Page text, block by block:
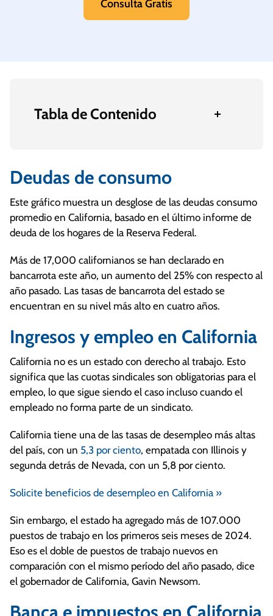
Consulta Gratis
Tabla de Contenido
Deudas de consumo
Este gráfico muestra un desglose de las deudas consumo
promedio en California, basado en el último informe de
deuda de los hogares de la Reserva Federal.
Más de 17,000 californianos se han declarado en
bancarrota este año, un aumento del 25% con respecto al
año pasado. Las tasas de bancarrota del estado se
encuentran en su nivel más alto en cuatro años.
Ingresos y empleo en California
California no es un estado con derecho al trabajo. Esto
significa que las cuotas sindicales son obligatorias para el
empleo, lo que sigue siendo el caso incluso cuando el
empleado no forma parte de un sindicato.
California tiene una de las tasas de desempleo más altas
del país, con un 5,3 por ciento, empatada con Illinois y
segunda detrás de Nevada, con un 5,8 por ciento.
Solicite beneficios de desempleo en California »
Sin embargo, el estado ha agregado más de 107.000
puestos de trabajo en los primeros seis meses de 2024.
Eso es el doble de puestos de trabajo nuevos en
comparación con el mismo período del año pasado, dice
el gobernador de California, Gavin Newsom.